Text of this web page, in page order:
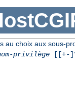
au choix aux sous-
privilège[[+-